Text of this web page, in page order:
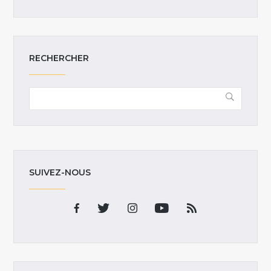
RECHERCHER
SUIVEZ-NOUS